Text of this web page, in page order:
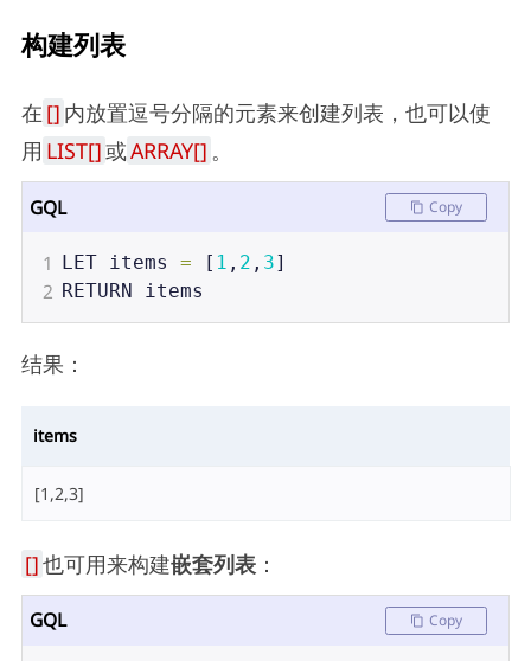
构建列表
在 [] 内放置逗号分隔的元素来创建列表，也可以使
用 LIST[]或ARRAY[] 。
GQL Copy
1 LET items = [ 1 , 2 , 3]
2 RETURN items
结果：
items
[1,2,3]
[]也可用来构建嵌套列表：
GQL Copy